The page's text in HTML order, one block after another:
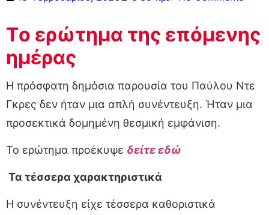
Tο ερώτημα της επόμενης
ημέρας
Η πρόσφατη δημόσια παρουσία του Παύλου Ντε
Γκρες δεν ήταν μια απλή συνέντευξη. Ήταν μια
προσεκτικά δομημένη θεσμική εμφάνιση.
Το ερώτημα προέκυψε δείτε εδώ
Τα τέσσερα χαρακτηριστικά
Η συνέντευξη είχε τέσσερα καθοριστικά